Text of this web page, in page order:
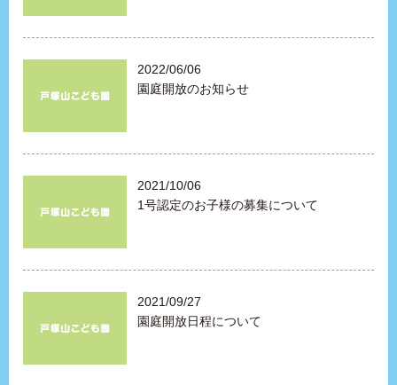
2022/06/06
園庭開放のお知らせ
2021/10/06
1号認定のお子様の募集について
2021/09/27
園庭開放日程について